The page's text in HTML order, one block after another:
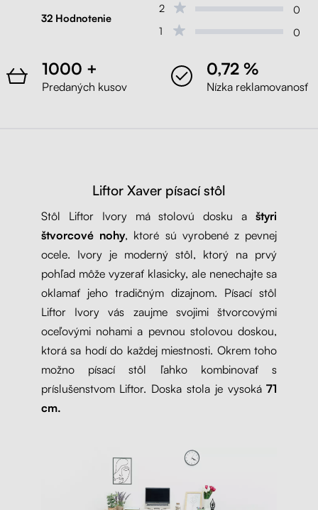
32 Hodnotenie
2
0
1
0
1000 +
Predaných kusov
0,72 %
Nízka reklamovanosť
Liftor Xaver písací stôl
Stôl Liftor Ivory má stolovú dosku aštyri
štvorcové nohy, ktoré sú vyrobené z pevnej
ocele. Ivory je moderný stôl, ktorý na prvý
pohľad môže vyzerať klasicky, ale nenechajte sa
oklamať jeho tradičným dizajnom. Písací stôl
Liftor Ivory vás zaujme svojimi štvorcovými
oceľovými nohami a pevnou stolovou doskou,
ktorá sa hodí do každej miestnosti. Okrem toho
možno písací stôl ľahko kombinovať s
príslušenstvom Liftor. Doska stola je vysoká71
cm.